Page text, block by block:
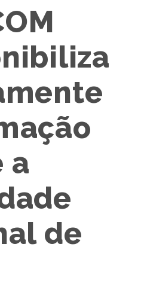
a
de